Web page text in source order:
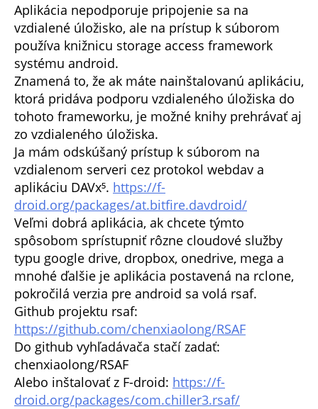
Aplikácia nepodporuje pripojenie sa na
vzdialené úložisko, ale na prístup k súborom
používa knižnicu storage access framework
systému android.
Znamená to, že ak máte nainštalovanú aplikáciu,
ktorá pridáva podporu vzdialeného úložiska do
tohoto frameworku, je možné knihy prehrávať aj
zo vzdialeného úložiska.
Ja mám odskúšaný prístup k súborom na
vzdialenom serveri cez protokol webdav a
aplikáciu DAVx⁵. https://f-
droid.org/packages/at.bitfire.davdroid/
Veľmi dobrá aplikácia, ak chcete týmto
spôsobom sprístupniť rôzne cloudové služby
typu google drive, dropbox, onedrive, mega a
mnohé ďalšie je aplikácia postavená na rclone,
pokročilá verzia pre android sa volá rsaf.
Github projektu rsaf:
https://github.com/chenxiaolong/RSAF
Do github vyhľadávača stačí zadať:
chenxiaolong/RSAF
Alebo inštalovať z F-droid: https://f-
droid.org/packages/com.chiller3.rsaf/